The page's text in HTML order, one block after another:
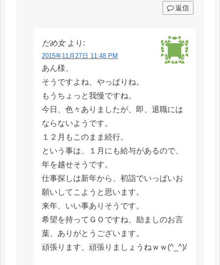
返信
だめ女 より:
2015年11月27日 11:48 PM
あん様、
そうですよね、やっぱりね。
もうちょっと我慢ですね。
今日、色々ありましたが、即、退職には
ならないようです。
１２月もこのまま続行。
という事は、１月にも給与があるので、
年を越せそうです。
仕事探しは新年から、初詣でいっぱいお
願いしてこようと思います。
来年、いい事ありそうです。
希望を持ってＧＯですね、励ましのお言
葉、ありがとうございます。
頑張ります、頑張りましょうねｗｗ(^_^)/